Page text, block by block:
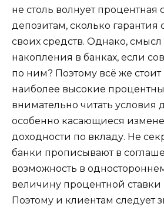
не столь волнует процентная
депозитам, сколько гарантия
своих средств. Однако,
накопления в банках, если
по ним? Поэтому всё же
наиболее высокие
внимательно читать условия
особенно касающиеся
доходности по вкладу. Не
банки прописывают в
возможность в
величину процентной ставки
Поэтому и клиентам следует